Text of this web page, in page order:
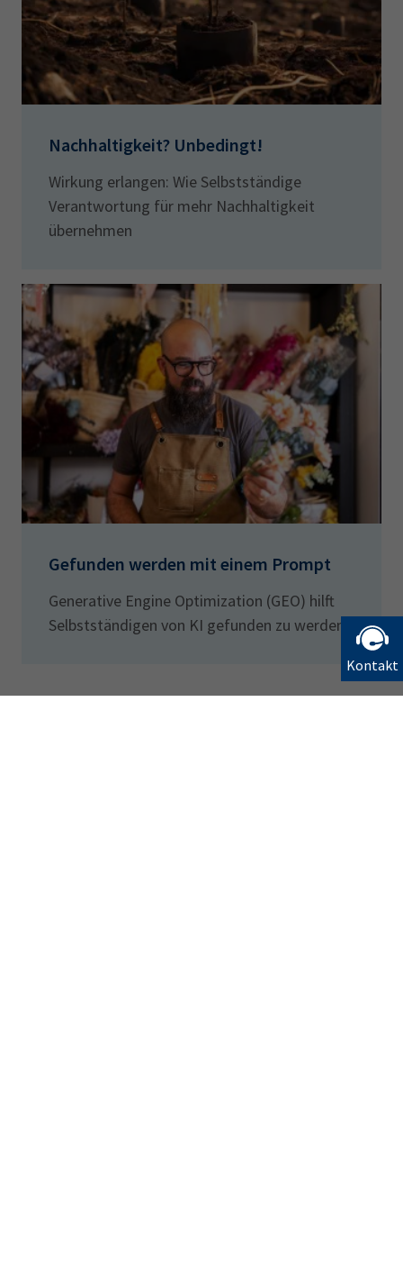
Kontakt
Nachhaltigkeit? Unbedingt!
Wirkung erlangen: Wie Selbstständige
Verantwortung für mehr Nachhaltigkeit
übernehmen
Gefunden werden mit einem Prompt
Generative Engine Optimization (GEO) hilft
Selbstständigen von KI gefunden zu werden